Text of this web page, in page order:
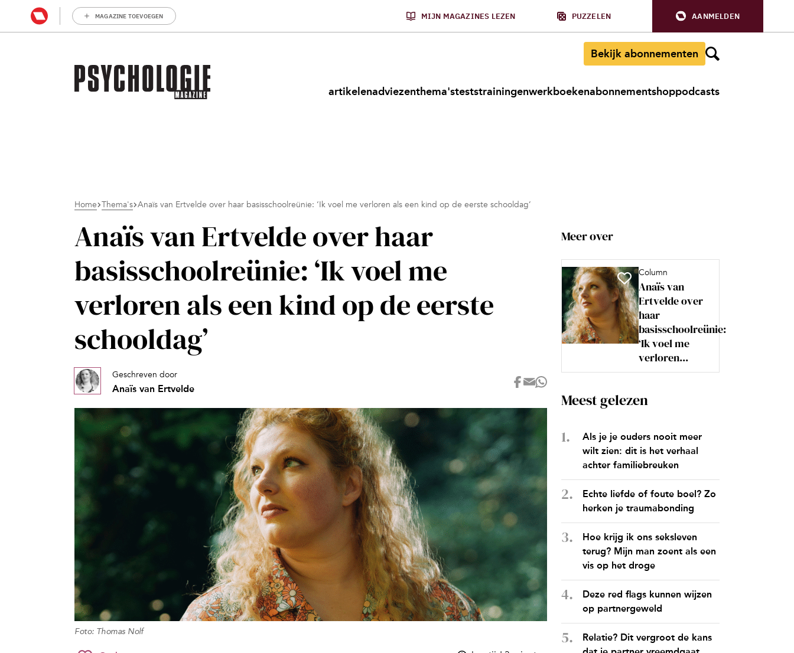
MAGAZINE TOEVOEGEN MIJN MAGAZINES LEZEN PUZZELEN AANMELDEN
Bekijk abonnementen
artikelenadviezenthema'steststrainingenwerkboekenabonnementshoppodcasts
Home Thema's Anaïs van Ertvelde over haar basisschoolreünie: ‘Ik voel me verloren als een kind op de eerste schooldag’
Anaïs van Ertvelde over haar
basisschoolreünie: ‘Ik voel me
verloren als een kind op de eerste
schooldag’
Geschreven door
Anaïs van Ertvelde
Foto: Thomas Nolf
Meer over
Column
Anaïs van
Ertvelde over
haar
basisschoolreünie:
‘Ik voel me
verloren...
Meest gelezen
Als je je ouders nooit meer
wilt zien: dit is het verhaal
achter familiebreuken
Echte liefde of foute boel? Zo
herken je traumabonding
Hoe krijg ik ons seksleven
terug? Mijn man zoent als een
vis op het droge
Deze red flags kunnen wijzen
op partnergeweld
Relatie? Dit vergroot de kans